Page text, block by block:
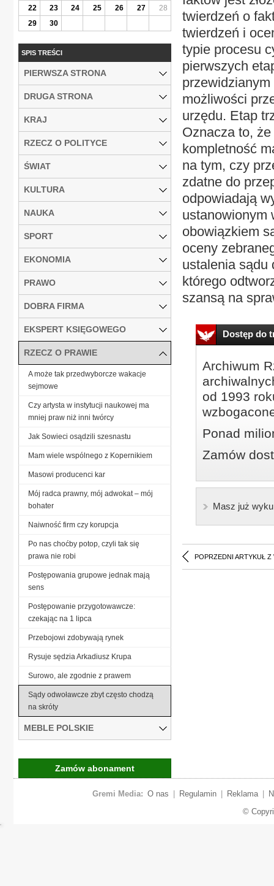
twierdzeń o
twierdzeń i
typie procesu
pierwszych
możliwości
urzędu. Etap
Oznacza to,
kompletność
na tym, czy
zdatne do
odpowiadają
ustanowionym
obowiązkiem
oceny
ustalenia sądu
którego
szansą na
Dostęp do
Archiwum
od 1993
Ponad
Zamów
Masz już
POPRZEDNI ARTYKUŁ Z
22
23 24 25 26 27
28
29
30
SPIS TREŚCI
PIERWSZA STRONA
DRUGA STRONA
KRAJ
RZECZ O POLITYCE
ŚWIAT
KULTURA
NAUKA
SPORT
EKONOMIA
PRAWO
DOBRA FIRMA
EKSPERT KSIĘGOWEGO
RZECZ O PRAWIE
A może tak przedwyborcze wakacje
sejmowe
Czy artysta w instytucji naukowej ma
mniej praw niż inni twórcy
Jak Sowieci osądzili szesnastu
Mam wiele wspólnego z Kopernikiem
Masowi producenci kar
Mój radca prawny, mój adwokat – mój
bohater
Naiwność firm czy korupcja
Po nas choćby potop, czyli tak się
prawa nie robi
Postępowania grupowe jednak mają
sens
Postępowanie przygotowawcze:
czekając na 1 lipca
Przebojowi zdobywają rynek
Rysuje sędzia Arkadiusz Krupa
Surowo, ale zgodnie z prawem
Sądy odwoławcze zbyt często chodzą
na skróty
MEBLE POLSKIE
Zamów abonament
Gremi Media: O nas Regulamin Reklama
©